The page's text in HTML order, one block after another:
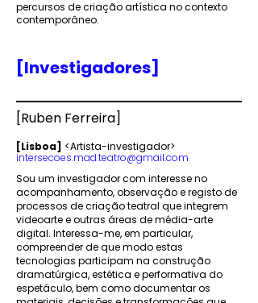
percursos de criação artística no contexto
contemporâneo.
[Investigadores]
[Ruben Ferreira]
[Lisboa] <Artista-investigador>
intersecoes.mad.teatro@gmail.com
Sou um investigador com interesse no
acompanhamento, observação e registo de
processos de criação teatral que integrem
videoarte e outras áreas de média-arte
digital. Interessa-me, em particular,
compreender de que modo estas
tecnologias participam na construção
dramatúrgica, estética e performativa do
espetáculo, bem como documentar os